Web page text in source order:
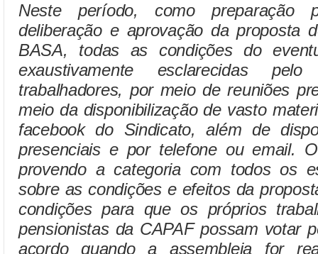
Neste período, como preparação
deliberação e aprovação da proposta
BASA, todas as condições do
exaustivamente esclarecidas
trabalhadores, por meio de reuniões
meio da disponibilização de vasto
facebook do Sindicato, além de
presenciais e por telefone ou email.
provendo a categoria com todos os
sobre as condições e efeitos da
condições para que os próprios
pensionistas da CAPAF possam votar
acordo quando a assembleia for